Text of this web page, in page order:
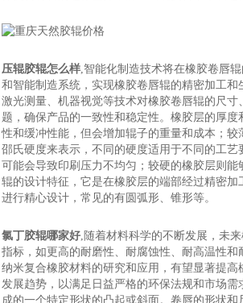
压辊胶辊怎么样,智能化制造技术将在橡胶卷唇
和智能制造系统，实现橡胶卷唇辊的精密加工
激光测量、机器视觉等技术对橡胶卷唇辊的尺
题，确保产品的一致性和稳定性。橡胶层的厚
性和缓冲性能，但会增加辊子的重量和成本；
邵氏硬度来表示，不同的硬度适用于不同的工
可能会导致印刷压力不均匀；较硬的橡胶层则
辊的设计特征，它是在橡胶层的端部经过精密
进行精心设计，常见的有圆弧形、锥形等。
氯丁胶辊哪家好,随着材料科学的不断发展，未
指标，如更高的耐磨性、耐腐蚀性、耐高温性
纳米复合橡胶材料的研究和应用，有望显著提
发展趋势，以满足日益严格的环保法规和市场
成的一个特定形状的凸起或斜面。卷唇的形状